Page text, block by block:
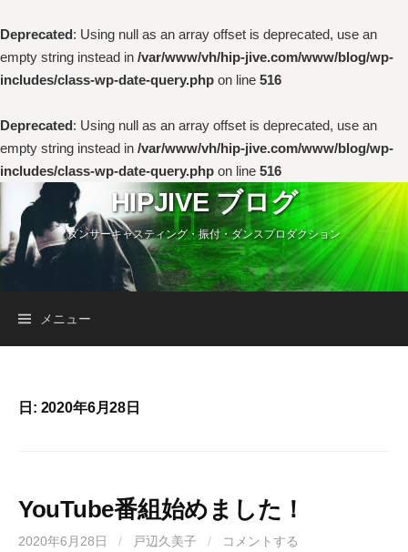
Deprecated: Using null as an array offset is deprecated, use an
empty string instead in /var/www/vh/hip-jive.com/www/blog/wp-
includes/class-wp-date-query.php on line 516
Deprecated: Using null as an array offset is deprecated, use an
empty string instead in /var/www/vh/hip-jive.com/www/blog/wp-
includes/class-wp-date-query.php on line 516
テ
ン
HIPJIVE ブログ
ダンサーキャスティング・振付・ダンスプロダクション
メニュー
日: 2020年6月28日
YouTube番組始めました！
2020年6月28日 / 戸辺久美子 / コメントする